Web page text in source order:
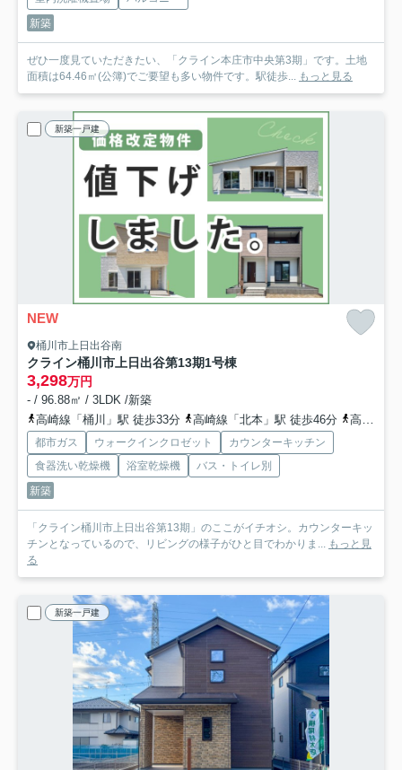
新築
ぜひ一度見ていただきたい、「クライン本庄市中央第3期」です。土地
面積は64.46㎡(公簿)でご要望も多い物件です。駅徒歩... もっと見る
新築一戸建
NEW
桶川市上日出谷南
クライン桶川市上日出谷第13期1号棟
3,298万円
- / 96.88㎡ / 3LDK /新築
高崎線「桶川」駅 徒歩33分
高崎線「北本」駅 徒歩46分 高崎線「北上尾」駅 徒歩61分
都市ガス ウォークインクロゼット
カウンターキッチン
食器洗い乾燥機
浴室乾燥機
バス・トイレ別
新築
「クライン桶川市上日出谷第13期」のここがイチオシ。カウンターキッ
チンとなっているので、リビングの様子がひと目でわかりま... もっと見
る
新築一戸建